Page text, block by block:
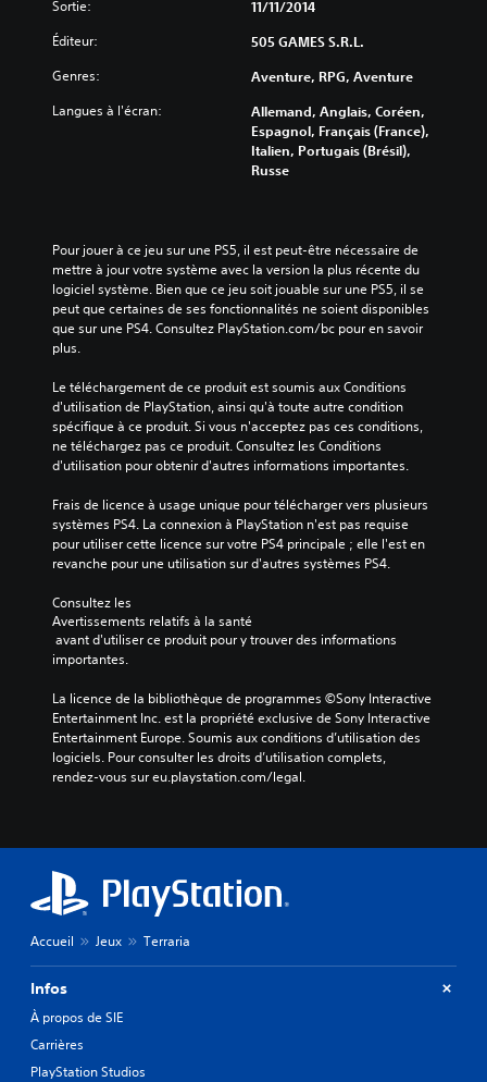
Sortie: 11/11/2014
Éditeur: 505 GAMES S.R.L.
Genres: Aventure, RPG, Aventure
Langues à l'écran:
Allemand, Anglais, Coréen,
Espagnol, Français (France),
Italien, Portugais (Brésil),
Russe
Pour jouer à ce jeu sur une PS5, il est peut-être nécessaire de
mettre à jour votre système avec la version la plus récente du
logiciel système. Bien que ce jeu soit jouable sur une PS5, il se
peut que certaines de ses fonctionnalités ne soient disponibles
que sur une PS4. Consultez PlayStation.com/bc pour en savoir
plus.
Le téléchargement de ce produit est soumis aux Conditions
d'utilisation de PlayStation, ainsi qu'à toute autre condition
spécifique à ce produit. Si vous n'acceptez pas ces conditions,
ne téléchargez pas ce produit. Consultez les Conditions
d'utilisation pour obtenir d'autres informations importantes.
Frais de licence à usage unique pour télécharger vers plusieurs
systèmes PS4. La connexion à PlayStation n'est pas requise
pour utiliser cette licence sur votre PS4 principale ; elle l'est en
revanche pour une utilisation sur d'autres systèmes PS4.
Consultez les
Avertissements relatifs à la santé
importantes.
La licence de la bibliothèque de programmes ©Sony Interactive
Entertainment Inc. est la propriété exclusive de Sony Interactive
Entertainment Europe. Soumis aux conditions d’utilisation des
logiciels. Pour consulter les droits d’utilisation complets,
rendez-vous sur eu.playstation.com/legal.
Accueil Jeux Terraria
Infos
À propos de SIE
Carrières
PlayStation Studios